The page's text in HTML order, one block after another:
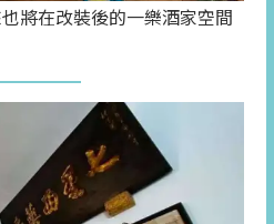
將在改裝後的一樂酒家空間